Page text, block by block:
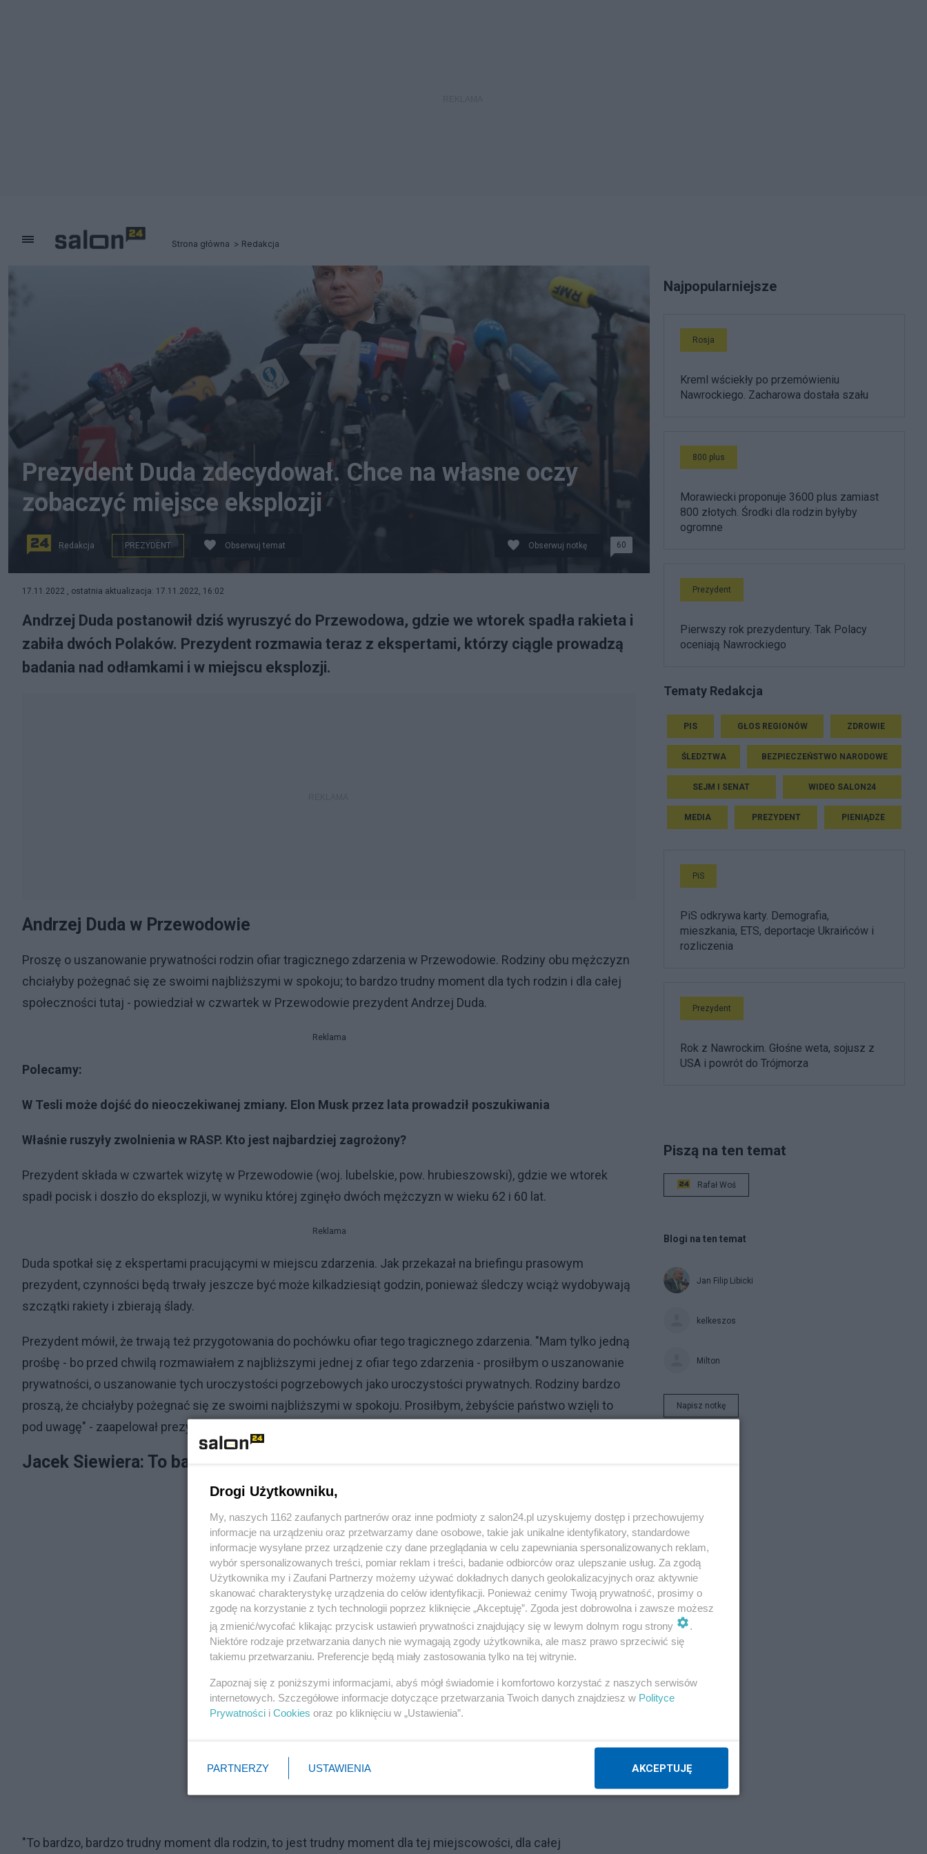
Strona główna Redakcja
Prezydent Duda zdecydował. Chce na własne oczy
zobaczyć miejsce eksplozji
Redakcja PREZYDENT Obserwuj temat Obserwuj notkę 60
17.11.2022 , ostatnia aktualizacja: 17.11.2022, 16:02
Andrzej Duda postanowił dziś wyruszyć do Przewodowa, gdzie we wtorek spadła rakieta i
zabiła dwóch Polaków. Prezydent rozmawia teraz z ekspertami, którzy ciągle prowadzą
badania nad odłamkami i w miejscu eksplozji.
Andrzej Duda w Przewodowie
Proszę o uszanowanie prywatności rodzin ofiar tragicznego zdarzenia w Przewodowie. Rodziny obu mężczyzn
chciałyby pożegnać się ze swoimi najbliższymi w spokoju; to bardzo trudny moment dla tych rodzin i dla całej
społeczności tutaj - powiedział w czwartek w Przewodowie prezydent Andrzej Duda.
Reklama
Polecamy:
W Tesli może dojść do nieoczekiwanej zmiany. Elon Musk przez lata prowadził poszukiwania
Właśnie ruszyły zwolnienia w RASP. Kto jest najbardziej zagrożony?
Prezydent składa w czwartek wizytę w Przewodowie (woj. lubelskie, pow. hrubieszowski), gdzie we wtorek
spadł pocisk i doszło do eksplozji, w wyniku której zginęło dwóch mężczyzn w wieku 62 i 60 lat.
Reklama
Duda spotkał się z ekspertami pracującymi w miejscu zdarzenia. Jak przekazał na briefingu prasowym
prezydent, czynności będą trwały jeszcze być może kilkadziesiąt godzin, ponieważ śledczy wciąż wydobywają
szczątki rakiety i zbierają ślady.
Prezydent mówił, że trwają też przygotowania do pochówku ofiar tego tragicznego zdarzenia. "Mam tylko jedną
prośbę - bo przed chwilą rozmawiałem z najbliższymi jednej z ofiar tego zdarzenia - prosiłbym o uszanowanie
prywatności, o uszanowanie tych uroczystości pogrzebowych jako uroczystości prywatnych. Rodziny bardzo
proszą, że chciałyby pożegnać się ze swoimi najbliższymi w spokoju. Prosiłbym, żebyście państwo wzięli to
pod uwagę" - zaapelował prezydent.
Jacek Siewiera: To bardzo trudny moment
"To bardzo, bardzo trudny moment dla rodzin, to jest trudny moment dla tej miejscowości, dla całej
Najpopularniejsze
Rosja
Kreml wściekły po przemówieniu
Nawrockiego. Zacharowa dostała szału
800 plus
Morawiecki proponuje 3600 plus zamiast
800 złotych. Środki dla rodzin byłyby
ogromne
Prezydent
Pierwszy rok prezydentury. Tak Polacy
oceniają Nawrockiego
Tematy Redakcja
PIS GŁOS REGIONÓW ZDROWIE
ŚLEDZTWA BEZPIECZEŃSTWO NARODOWE
SEJM I SENAT WIDEO SALON24
MEDIA PREZYDENT PIENIĄDZE
PiS
PiS odkrywa karty. Demografia,
mieszkania, ETS, deportacje Ukraińców i
rozliczenia
Prezydent
Rok z Nawrockim. Głośne weta, sojusz z
USA i powrót do Trójmorza
Piszą na ten temat
Rafał Woś
Blogi na ten temat
Jan Filip Libicki
kelkeszos
Milton
Napisz notkę
Drogi Użytkowniku,
My, naszych 1162 zaufanych partnerów oraz inne podmioty z salon24.pl uzyskujemy dostęp i przechowujemy
informacje na urządzeniu oraz przetwarzamy dane osobowe, takie jak unikalne identyfikatory, standardowe
informacje wysyłane przez urządzenie czy dane przeglądania w celu zapewniania spersonalizowanych reklam,
wybór spersonalizowanych treści, pomiar reklam i treści, badanie odbiorców oraz ulepszanie usług. Za zgodą
Użytkownika my i Zaufani Partnerzy możemy używać dokładnych danych geolokalizacyjnych oraz aktywnie
skanować charakterystykę urządzenia do celów identyfikacji. Ponieważ cenimy Twoją prywatność, prosimy o
zgodę na korzystanie z tych technologii poprzez kliknięcie „Akceptuję”. Zgoda jest dobrowolna i zawsze możesz
ją zmienić/wycofać klikając przycisk ustawień prywatności znajdujący się w lewym dolnym rogu strony
.
Niektóre rodzaje przetwarzania danych nie wymagają zgody użytkownika, ale masz prawo sprzeciwić się
takiemu przetwarzaniu. Preferencje będą miały zastosowania tylko na tej witrynie.
Zapoznaj się z poniższymi informacjami, abyś mógł świadomie i komfortowo korzystać z naszych serwisów
internetowych. Szczegółowe informacje dotyczące przetwarzania Twoich danych znajdziesz w Polityce
Prywatności i Cookies oraz po kliknięciu w „Ustawienia”.
PARTNERZY USTAWIENIA AKCEPTUJĘ